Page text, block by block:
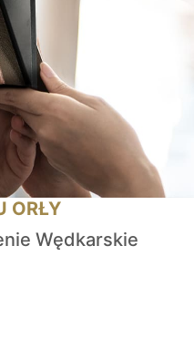
ORŁY
Wędkarskie